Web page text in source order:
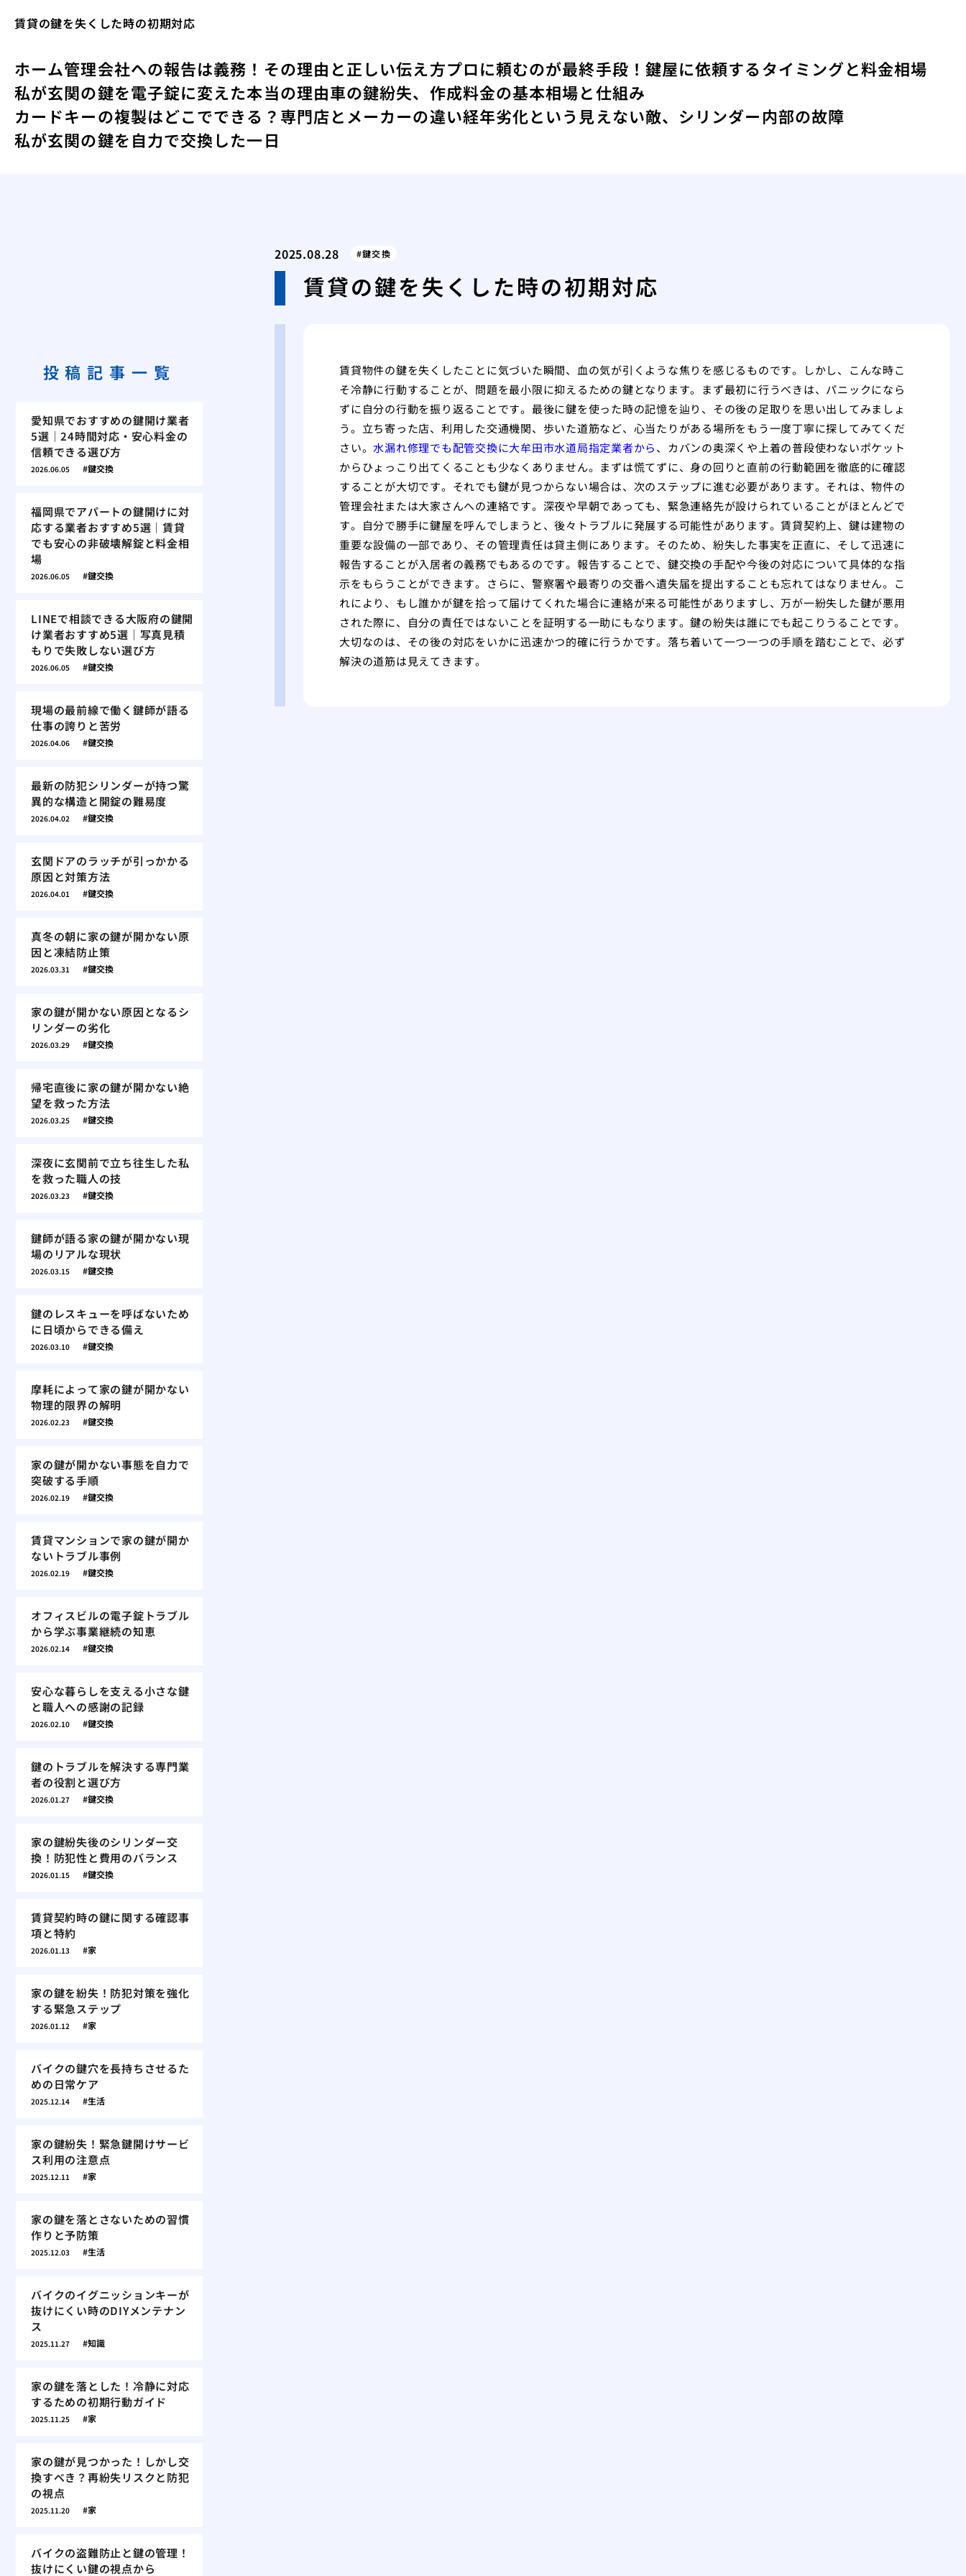
賃貸の鍵を失くした時の初期対応
ホーム管理会社への報告は義務！その理由と正しい伝え方プロに頼むのが最終手段！鍵屋に依頼するタイミングと料金相場
私が玄関の鍵を電子錠に変えた本当の理由車の鍵紛失、作成料金の基本相場と仕組み
カードキーの複製はどこでできる？専門店とメーカーの違い経年劣化という見えない敵、シリンダー内部の故障
私が玄関の鍵を自力で交換した一日
2025.08.28 鍵交換
賃貸の鍵を失くした時の初期対応
賃貸物件の鍵を失くしたことに気づいた瞬間、血の気が引くような焦りを感じるものです。しかし、こんな時こ
そ冷静に行動することが、問題を最小限に抑えるための鍵となります。まず最初に行うべきは、パニックになら
ずに自分の行動を振り返ることです。最後に鍵を使った時の記憶を辿り、その後の足取りを思い出してみましょ
う。立ち寄った店、利用した交通機関、歩いた道筋など、心当たりがある場所をもう一度丁寧に探してみてくだ
さい。水漏れ修理でも配管交換に大牟田市水道局指定業者から、カバンの奥深くや上着の普段使わないポケット
からひょっこり出てくることも少なくありません。まずは慌てずに、身の回りと直前の行動範囲を徹底的に確認
することが大切です。それでも鍵が見つからない場合は、次のステップに進む必要があります。それは、物件の
管理会社または大家さんへの連絡です。深夜や早朝であっても、緊急連絡先が設けられていることがほとんどで
す。自分で勝手に鍵屋を呼んでしまうと、後々トラブルに発展する可能性があります。賃貸契約上、鍵は建物の
重要な設備の一部であり、その管理責任は貸主側にあります。そのため、紛失した事実を正直に、そして迅速に
報告することが入居者の義務でもあるのです。報告することで、鍵交換の手配や今後の対応について具体的な指
示をもらうことができます。さらに、警察署や最寄りの交番へ遺失届を提出することも忘れてはなりません。こ
れにより、もし誰かが鍵を拾って届けてくれた場合に連絡が来る可能性がありますし、万が一紛失した鍵が悪用
された際に、自分の責任ではないことを証明する一助にもなります。鍵の紛失は誰にでも起こりうることです。
大切なのは、その後の対応をいかに迅速かつ的確に行うかです。落ち着いて一つ一つの手順を踏むことで、必ず
解決の道筋は見えてきます。
投稿記事一覧
愛知県でおすすめの鍵開け業者
5選｜24時間対応・安心料金の
信頼できる選び方
2026.06.05 鍵交換
福岡県でアパートの鍵開けに対
応する業者おすすめ5選｜賃貸
でも安心の非破壊解錠と料金相
場
2026.06.05 鍵交換
LINEで相談できる大阪府の鍵開
け業者おすすめ5選｜写真見積
もりで失敗しない選び方
2026.06.05 鍵交換
現場の最前線で働く鍵師が語る
仕事の誇りと苦労
2026.04.06 鍵交換
最新の防犯シリンダーが持つ驚
異的な構造と開錠の難易度
2026.04.02 鍵交換
玄関ドアのラッチが引っかかる
原因と対策方法
2026.04.01 鍵交換
真冬の朝に家の鍵が開かない原
因と凍結防止策
2026.03.31 鍵交換
家の鍵が開かない原因となるシ
リンダーの劣化
2026.03.29 鍵交換
帰宅直後に家の鍵が開かない絶
望を救った方法
2026.03.25 鍵交換
深夜に玄関前で立ち往生した私
を救った職人の技
2026.03.23 鍵交換
鍵師が語る家の鍵が開かない現
場のリアルな現状
2026.03.15 鍵交換
鍵のレスキューを呼ばないため
に日頃からできる備え
2026.03.10 鍵交換
摩耗によって家の鍵が開かない
物理的限界の解明
2026.02.23 鍵交換
家の鍵が開かない事態を自力で
突破する手順
2026.02.19 鍵交換
賃貸マンションで家の鍵が開か
ないトラブル事例
2026.02.19 鍵交換
オフィスビルの電子錠トラブル
から学ぶ事業継続の知恵
2026.02.14 鍵交換
安心な暮らしを支える小さな鍵
と職人への感謝の記録
2026.02.10 鍵交換
鍵のトラブルを解決する専門業
者の役割と選び方
2026.01.27 鍵交換
家の鍵紛失後のシリンダー交
換！防犯性と費用のバランス
2026.01.15 鍵交換
賃貸契約時の鍵に関する確認事
項と特約
2026.01.13 家
家の鍵を紛失！防犯対策を強化
する緊急ステップ
2026.01.12 家
バイクの鍵穴を長持ちさせるた
めの日常ケア
2025.12.14 生活
家の鍵紛失！緊急鍵開けサービ
ス利用の注意点
2025.12.11 家
家の鍵を落とさないための習慣
作りと予防策
2025.12.03 生活
バイクのイグニッションキーが
抜けにくい時のDIYメンテナン
ス
2025.11.27 知識
家の鍵を落とした！冷静に対応
するための初期行動ガイド
2025.11.25 家
家の鍵が見つかった！しかし交
換すべき？再紛失リスクと防犯
の視点
2025.11.20 家
バイクの盗難防止と鍵の管理！
抜けにくい鍵の視点から